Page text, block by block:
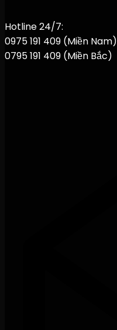
Hotline 24/7:
0975 191 409 (Miền Nam)
0795 191 409 (Miền Bắc)